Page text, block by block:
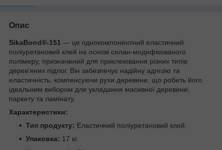
Опис
SikaBond®-151 — це однокомпонентний еластичний
поліуретановий клей на основі силан-модифікованого
полімеру, призначений для приклеювання різних типів
дерев'яних підлог. Він забезпечує надійну адгезію та
еластичність, компенсуючи рухи деревини, що робить його
ідеальним вибором для укладання масивної деревини,
паркету та ламінату.
Характеристики:
Тип продукту: Еластичний поліуретановий клей.
Упаковка: 17 кг.